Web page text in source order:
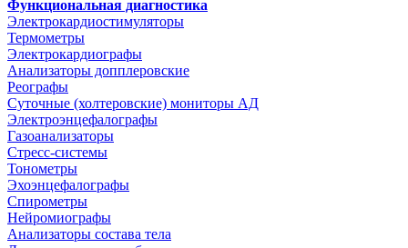
Функциональная диагностика
Электрокардиостимуляторы
Термометры
Электрокардиографы
Анализаторы допплеровские
Реографы
Суточные (холтеровские) мониторы АД
Электроэнцефалографы
Газоанализаторы
Стресс-системы
Тонометры
Эхоэнцефалографы
Спирометры
Нейромиографы
Анализаторы состава тела